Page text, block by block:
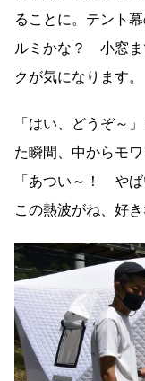
ることに。テント
ルミかな？ 小窓
クが気になります。
「はい、どうぞ～
た瞬間、中からモ
「あつい～！ やば
この熱波がね、好き